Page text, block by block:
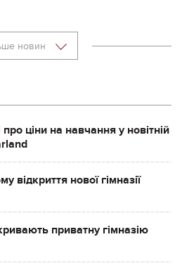
новин
ціни на навчання у новітній
відкриття нової гімназії
приватну гімназію